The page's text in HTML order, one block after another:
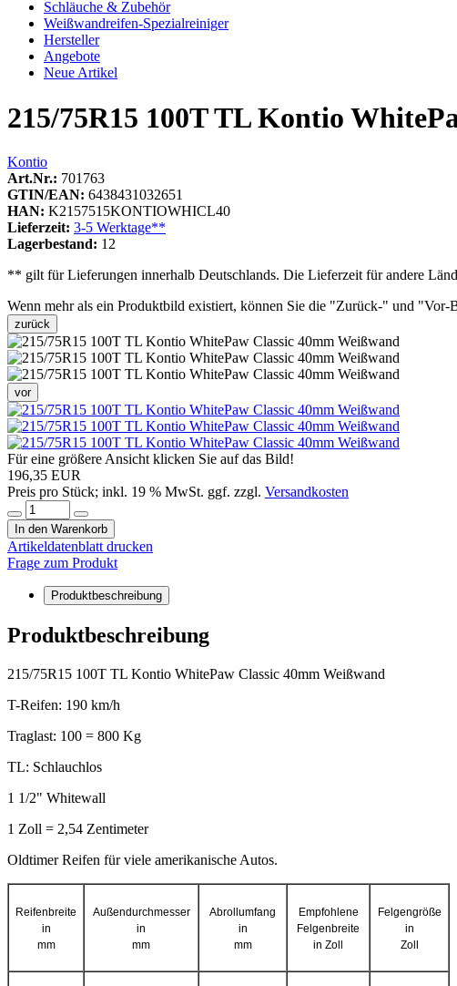
Schläuche & Zubehör
Weißwandreifen-Spezialreiniger
Hersteller
Angebote
Neue Artikel
215/75R15 100T TL Kontio
Kontio
Art.Nr.: 701763
GTIN/EAN: 6438431032651
HAN: K2157515KONTIOWHICL40
Lieferzeit: 3-5 Werktage**
Lagerbestand: 12
** gilt für Lieferungen innerhalb Deutschlands. Die Lieferzeit für andere
Wenn mehr als ein Produktbild existiert, können Sie die "Zurück-" und
zurück
vor
Für eine größere Ansicht klicken Sie auf das Bild!
196,35 EUR
Preis pro Stück; inkl. 19 % MwSt. ggf. zzgl. Versandkosten
In den Warenkorb
Artikeldatenblatt drucken
Frage zum Produkt
Produktbeschreibung
Produktbeschreibung
215/75R15 100T TL Kontio WhitePaw Classic 40mm Weißwand
T-Reifen: 190 km/h
Traglast: 100 = 800 Kg
TL: Schlauchlos
1 1/2" Whitewall
1 Zoll = 2,54 Zentimeter
Oldtimer Reifen fürviele amerikanische Autos.
Reifenbreite
in
mm
Außendurchmesser
in
mm
Abrollumfang
in
mm
Empfohlene
Felgenbreite
in Zoll
Felgengröße
in
Zoll